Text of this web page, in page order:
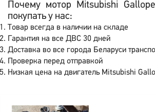
Почему мотор Mitsubishi
покупать у нас:
Товар всегда в наличии на складе
Гарантия на все ДВС 30 дней
Доставка во все города Беларуси
Проверка перед отправкой
Низкая цена на двигатель Mitsubishi